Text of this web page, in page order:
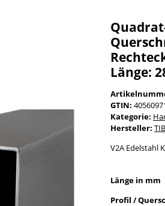
Länge:
GTIN:
Kategorie:
Hersteller:
V2A Edelstahl
Länge in mm
Profil /